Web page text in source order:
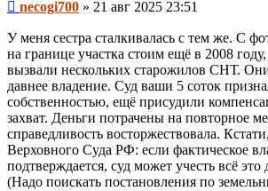
Сообщение
necogi700 » 21 авг 2025 23:51
У меня сестра сталкивалась с тем же. С
на границе участка стоим ещё в 2008
вызвали нескольких старожилов СНТ.
давнее владение. Суд ваши 5 соток
собственностью, ещё присудили
захват. Деньги потрачены на повторное
справедливость восторжествовала.
Верховного Суда РФ: если фактическое
подтверждается, суд может учесть всё
(Надо поискать постановления по